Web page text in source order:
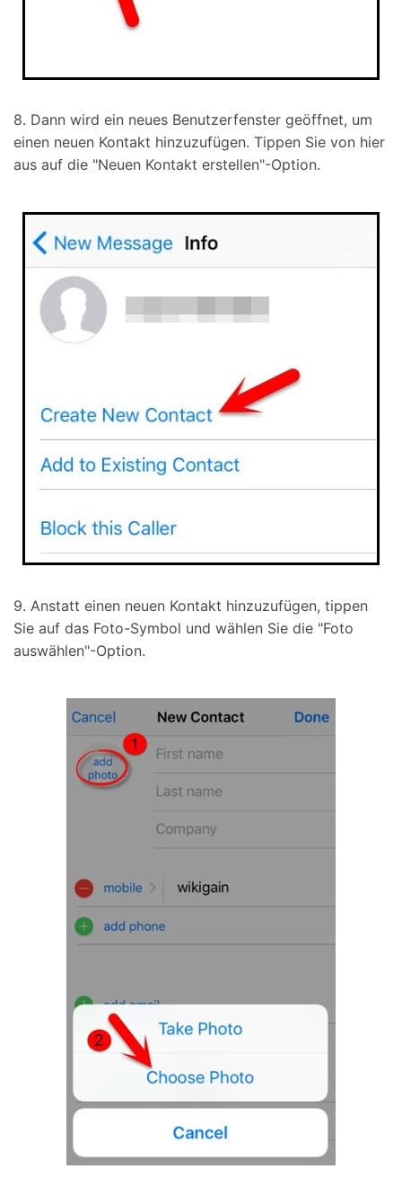
8. Dann wird ein neues Benutzerfenster geöffnet, um
einen neuen Kontakt hinzuzufügen. Tippen Sie von hier
aus auf die "Neuen Kontakt erstellen"-Option.
9. Anstatt einen neuen Kontakt hinzuzufügen, tippen
Sie auf das Foto-Symbol und wählen Sie die "Foto
auswählen"-Option.